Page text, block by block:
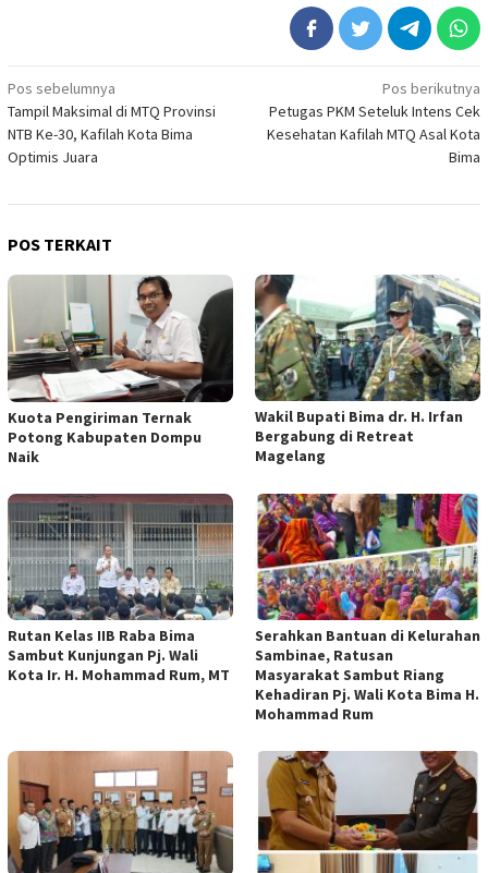
Navigasi
pos
Pos sebelumnya
Tampil Maksimal di MTQ Provinsi
NTB Ke-30, Kafilah Kota Bima
Optimis Juara
Pos berikutnya
Petugas PKM Seteluk Intens Cek
Kesehatan Kafilah MTQ Asal Kota
Bima
POS TERKAIT
Kuota Pengiriman Ternak
Potong Kabupaten Dompu
Naik
Wakil Bupati Bima dr. H. Irfan
Bergabung di Retreat
Magelang
Rutan Kelas IIB Raba Bima
Sambut Kunjungan Pj. Wali
Kota Ir. H. Mohammad Rum, MT
Serahkan Bantuan di Kelurahan
Sambinae, Ratusan
Masyarakat Sambut Riang
Kehadiran Pj. Wali Kota Bima H.
Mohammad Rum